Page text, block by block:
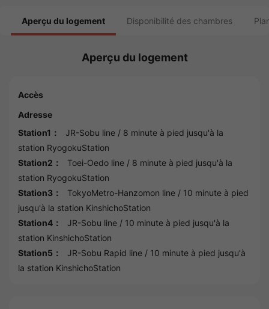
Aperçu du logement Disponibilité des chambres
Aperçu du logement
Accès
Adresse
Station1：
JR-Sobu line / 8 minute à pied jusqu'à la
station RyogokuStation
Station2：
Toei-Oedo line / 8 minute à pied jusqu'à la
station RyogokuStation
Station3：
TokyoMetro-Hanzomon line / 10 minute à pied
jusqu'à la station KinshichoStation
Station4：
JR-Sobu line / 10 minute à pied jusqu'à la
station KinshichoStation
Station5：
JR-Sobu Rapid line / 10 minute à pied jusqu'à
la station KinshichoStation